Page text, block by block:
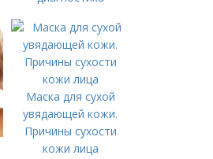
Маска для сухой
увядающей кожи.
Причины сухости
кожи лица